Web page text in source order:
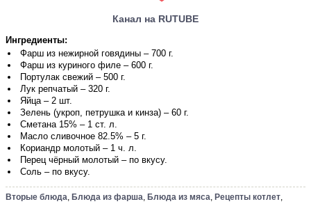
Канал на RUTUBE
Ингредиенты:
Фарш из нежирной говядины – 700 г.
Фарш из куриного филе – 600 г.
Портулак свежий – 500 г.
Лук репчатый – 320 г.
Яйца – 2 шт.
Зелень (укроп, петрушка и кинза) – 60 г.
Сметана 15% – 1 ст. л.
Масло сливочное 82.5% – 5 г.
Кориандр молотый – 1 ч. л.
Перец чёрный молотый – по вкусу.
Соль – по вкусу.
Вторые блюда, Блюда из фарша, Блюда из мяса, Рецепты котлет,